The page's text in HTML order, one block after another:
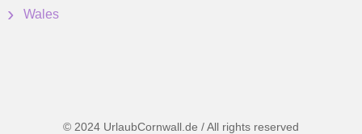
Wales
© 2024 UrlaubCornwall.de / All rights reserved